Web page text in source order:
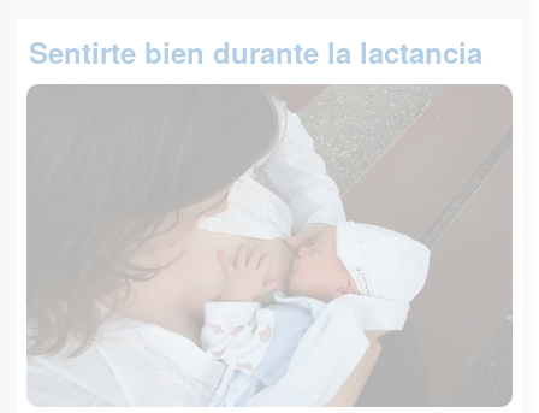
Sentirte bien durante la lactancia